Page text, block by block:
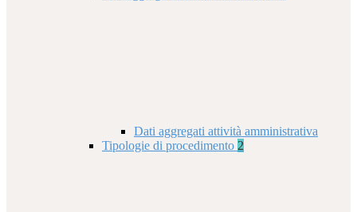
Dati aggregati attività amministrativa
Tipologie di procedimento 2